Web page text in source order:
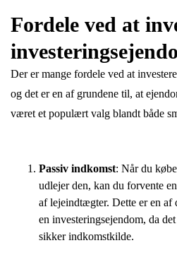
Fordele ved at
Der er mange fordele ved at
og det er en af grundene til, at
været et populært valg blandt både
Passiv indkomst: Når du
udlejer den, kan du forvente
af lejeindtægter. Dette er en af
en investeringsejendom, da
sikker indkomstkilde.